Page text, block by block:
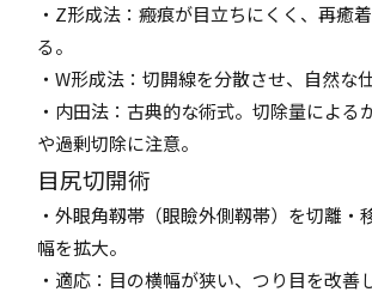
・Z形成法：瘢痕が目立ちにくく、再癒
る。
・W形成法：切開線を分散させ、自然な
・内田法：古典的な術式。切除量による
や過剰切除に注意。
目尻切開術
・外眼角靱帯（眼瞼外側靱帯）を切離・
幅を拡大。
・適応：目の横幅が狭い、つり目を改善